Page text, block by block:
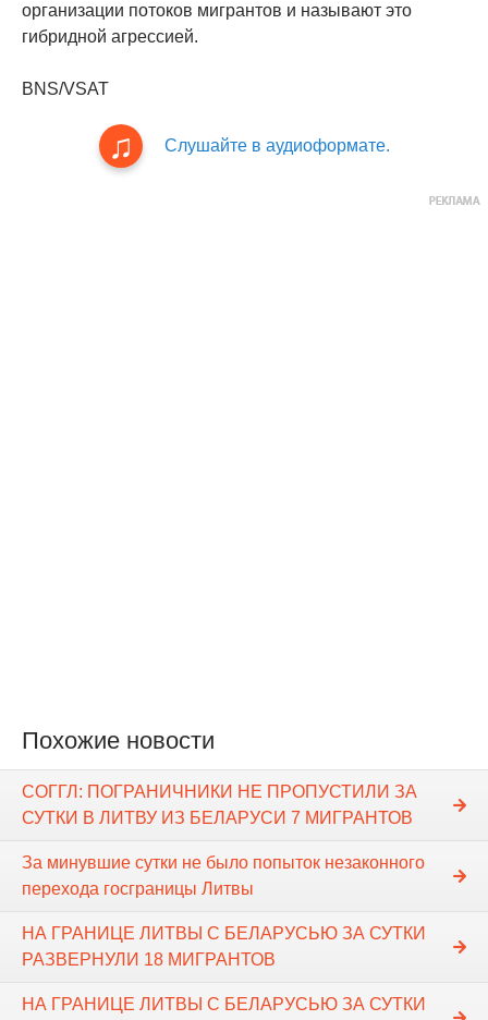
организации потоков мигрантов и называют это
гибридной агрессией.
BNS/VSAT
Слушайте в аудиоформате.
Похожие новости
СОГГЛ: ПОГРАНИЧНИКИ НЕ ПРОПУСТИЛИ ЗА
СУТКИ В ЛИТВУ ИЗ БЕЛАРУСИ 7 МИГРАНТОВ
За минувшие сутки не было попыток незаконного
перехода госграницы Литвы
НА ГРАНИЦЕ ЛИТВЫ С БЕЛАРУСЬЮ ЗА СУТКИ
РАЗВЕРНУЛИ 18 МИГРАНТОВ
НА ГРАНИЦЕ ЛИТВЫ С БЕЛАРУСЬЮ ЗА СУТКИ